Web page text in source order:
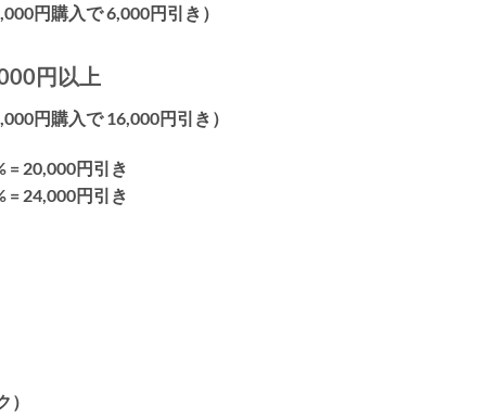
円購入で 6,000円引き）
円以上
円購入で 16,000円引き）
= 20,000円引き
= 24,000円引き